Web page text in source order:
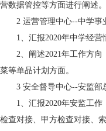
营数据管控等方面进行阐述。
2 运营管理中心--中学事
1、汇报2020年中学经营
2、阐述2021年工作方
菜等单品计划方面。
3 安全督导中心--安监部
1、汇报2020年安监工
检查对接、甲方检查对接、